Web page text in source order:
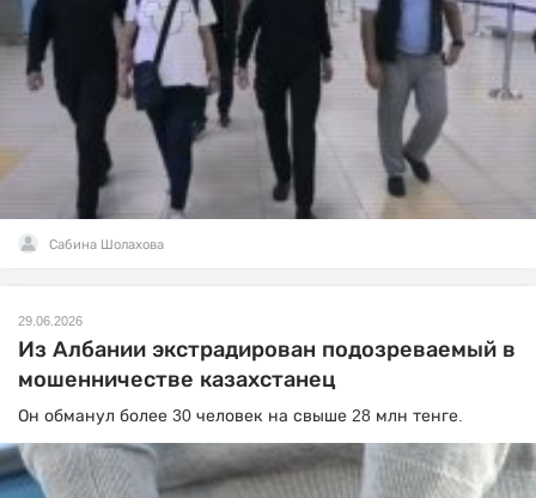
Сабина Шолахова
29.06.2026
Из Албании экстрадирован подозреваемый в
мошенничестве казахстанец
Он обманул более 30 человек на свыше 28 млн тенге.